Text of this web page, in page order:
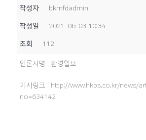
작성자 bkmfdadmin
작성일 2021-06-03 10:34
조회 112
언론사명 : 환경일보
기사링크 : http://www.hkbs.co.kr/news/
no=634142